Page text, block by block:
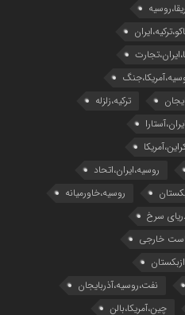
ترکیه،زلزله
روسیه،ایران،اتحاد
روسیه،خاورمیانه
سرخ
خارجی
نفت،روسیه،آذربایجان
چین،آمریکا،بالن